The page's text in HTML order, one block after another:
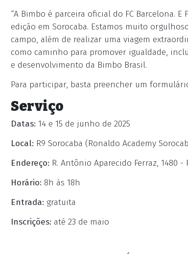
“A Bimbo é parceira oficial do FC Barcelona.
edição em Sorocaba. Estamos muito
campo, além de realizar uma viagem
como caminho para promover igualdade,
e desenvolvimento da Bimbo Brasil.
Para participar, basta preencher um
Serviço
Datas: 14 e 15 de junho de 2025
Local: R9 Sorocaba (Ronaldo Academy
Endereço: R. Antônio Aparecido Ferraz, 1480 -
Horário: 8h às 18h
Entrada: gratuita
Inscrições: até 23 de maio